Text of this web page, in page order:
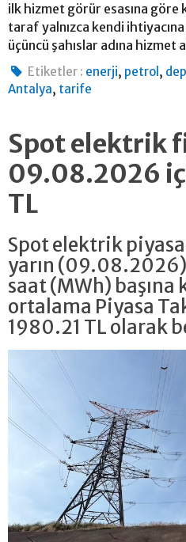
ilk hizmet görür esasına göre
taraf yalnızca kendi
üçüncü şahıslar adına hizmet
Etiketler : enerji, petrol ,
Antalya, tarife
Spot elektrik
09.08.2026
TL
Spot elektrik
yarın
saat (MWh)
ortalama Piyasa
1980.21 TL olarak